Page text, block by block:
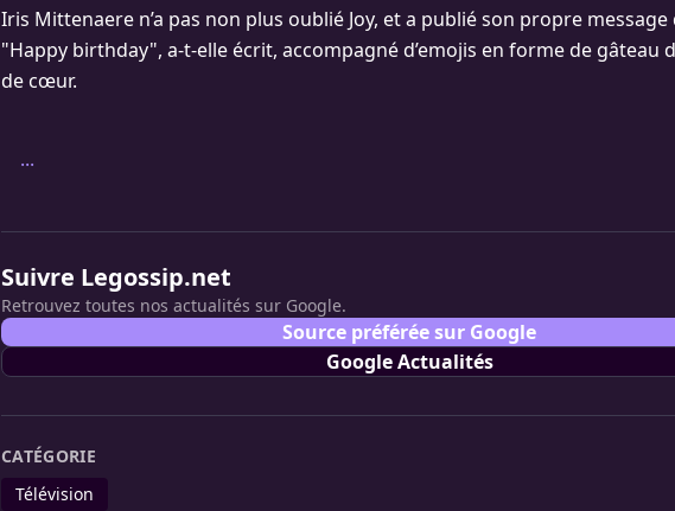
Iris Mittenaere n’a pas non plus oublié Joy, et a publié son propre
"Happy birthday", a-t-elle écrit, accompagné d’emojis en forme de gâteau
de cœur.
...
Suivre Legossip.net
Retrouvez toutes nos actualités sur Google.
Source préférée sur Google
Google Actualités
CATÉGORIE
Télévision